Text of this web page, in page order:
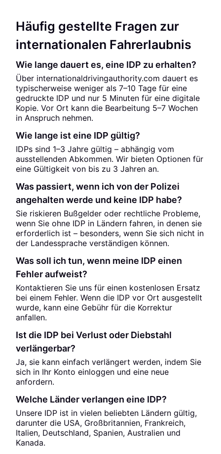
Häufig gestellte Fragen zur
internationalen Fahrerlaubnis
Wie lange dauert es, eine IDP zu erhalten?
Über internationaldrivingauthority.com dauert es
typischerweise weniger als 7–10 Tage für eine
gedruckte IDP und nur 5 Minuten für eine digitale
Kopie. Vor Ort kann die Bearbeitung 5–7 Wochen
in Anspruch nehmen.
Wie lange ist eine IDP gültig?
IDPs sind 1–3 Jahre gültig – abhängig vom
ausstellenden Abkommen. Wir bieten Optionen für
eine Gültigkeit von bis zu 3 Jahren an.
Was passiert, wenn ich von der Polizei
angehalten werde und keine IDP habe?
Sie riskieren Bußgelder oder rechtliche Probleme,
wenn Sie ohne IDP in Ländern fahren, in denen sie
erforderlich ist – besonders, wenn Sie sich nicht in
der Landessprache verständigen können.
Was soll ich tun, wenn meine IDP einen
Fehler aufweist?
Kontaktieren Sie uns für einen kostenlosen Ersatz
bei einem Fehler. Wenn die IDP vor Ort ausgestellt
wurde, kann eine Gebühr für die Korrektur
anfallen.
Ist die IDP bei Verlust oder Diebstahl
verlängerbar?
Ja, sie kann einfach verlängert werden, indem Sie
sich in Ihr Konto einloggen und eine neue
anfordern.
Welche Länder verlangen eine IDP?
Unsere IDP ist in vielen beliebten Ländern gültig,
darunter die USA, Großbritannien, Frankreich,
Italien, Deutschland, Spanien, Australien und
Kanada.